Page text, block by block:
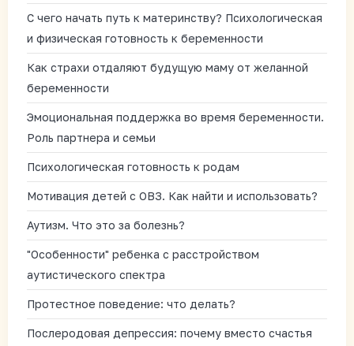
С чего начать путь к материнству? Психологическая
и физическая готовность к беременности
Как страхи отдаляют будущую маму от желанной
беременности
Эмоциональная поддержка во время беременности.
Роль партнера и семьи
Психологическая готовность к родам
Мотивация детей с ОВЗ. Как найти и использовать?
Аутизм. Что это за болезнь?
"Особенности" ребенка с расстройством
аутистического спектра
Протестное поведение: что делать?
Послеродовая депрессия: почему вместо счастья